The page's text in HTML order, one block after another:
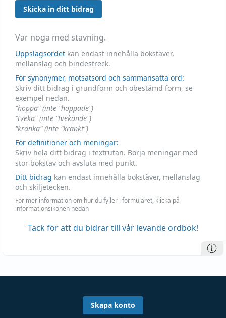
Skicka in ditt bidrag
Var noga med stavning.
Uppslagsordet kan endast innehålla bokstäver,
mellanslag och bindestreck.
För synonymer, motsatsord och sammansatta ord:
Skriv ditt bidrag i grundform och obestämd form, se
exempel nedan.
"hoppa" (inte "hoppade")
"tveka" (inte "tvekande")
"kränka" (inte "kränkt")
För definitioner och meningar:
Skriv hela ditt bidrag i textrutan. Börja meningar med
stor bokstav och avsluta med punkt.
Ditt bidrag kan endast innehålla bokstäver, mellanslag
och skiljetecken.
För mer information om hur du fyller i formuläret, klicka på
informationsikonen nedan
Tack för att du bidrar till vår levande ordbok!
Skapa konto